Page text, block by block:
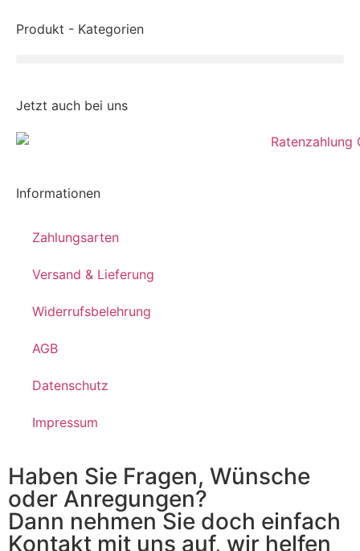
Produkt - Kategorien
Jetzt auch bei uns
Informationen
Zahlungsarten
Versand & Lieferung
Widerrufsbelehrung
AGB
Datenschutz
Impressum
Haben Sie Fragen, Wünsche
oder Anregungen?
Dann nehmen Sie doch einfach
Kontakt mit uns auf, wir helfen